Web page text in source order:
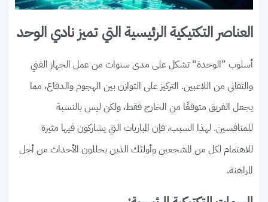
العناصر التكتيكية الرئيسية التي تميز نادي الوحد
أسلوب ”الوحدة“ تشكل على مدى سنوات من عمل الجهاز الفني
والتفاني من اللاعبين. التركيز على التوازن بين الهجوم والدفاع، مما
يجعل الفريق متوقعًا من الخارج فقط، ولكن ليس بالنسبة
للمنافسين. لهذا السبب، فإن المباريات التي يشاركون فيها مثيرة
للاهتمام لكل من المشجعين وأولئك الذين يحللون الأحداث من أجل
المراهنة.